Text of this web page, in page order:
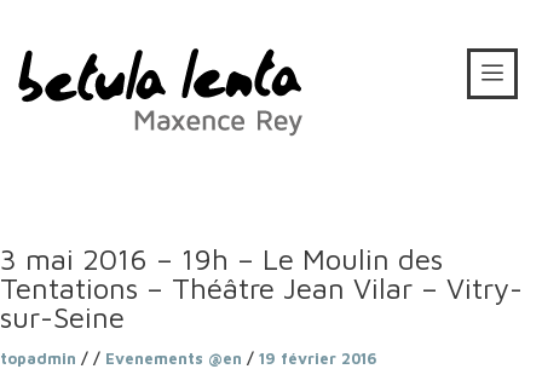
3 mai 2016 – 19h – Le Moulin des
Tentations – Théâtre Jean Vilar – Vitry-
sur-Seine
topadmin / / Evenements @en / 19 février 2016